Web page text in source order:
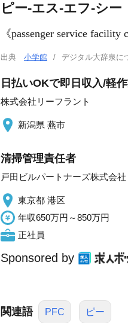
ピー‐エス‐エフ‐シ
《passenger service facility
出典 小学館 デジタル大辞泉
日払いOKで即日収入/軽
株式会社リーフラント
新潟県 燕市
清掃管理責任者
戸田ビルパートナーズ株式会社
東京都 港区
年収650万円～850万円
正社員
Sponsored by
関連語 PFC ピー